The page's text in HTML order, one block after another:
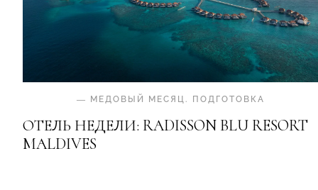
— МЕДОВЫЙ МЕСЯЦ. ПОДГОТОВКА
ОТЕЛЬ НЕДЕЛИ: RADISSON BLU RESORT
MALDIVES